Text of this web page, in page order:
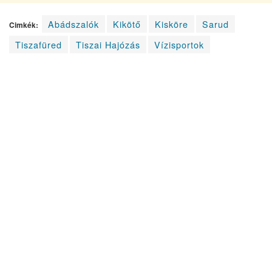
Cimkék: Abádszalók Kikötő Kisköre
Sarud
Tiszafüred
Tiszai Hajózás Vízisportok